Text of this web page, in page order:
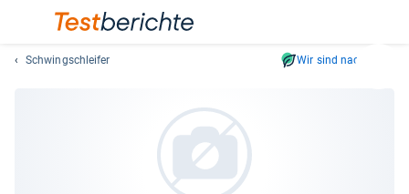
Schwingschleifer Wir sind nachhaltig